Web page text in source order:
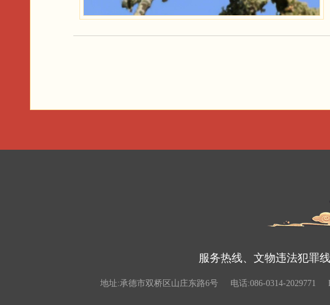
服务热线、文物违法犯罪
地址:承德市双桥区山庄东路6号 电话:086-0314-2029771